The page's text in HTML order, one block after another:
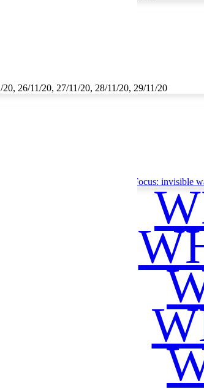
26/11/20, 27/11/20, 28/11/20, 29/11/20
themes:
Thematic Focus: invisible